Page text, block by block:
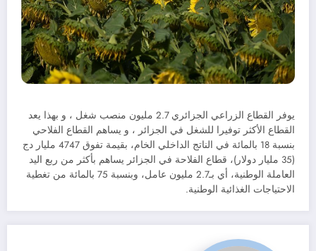
يوفر القطاع الزراعي الجزائري 2.7 مليون منصب شغل ، و بهذا يعد
القطاع الأكثر توفيرا للشغل في الجزائر ، و يساهم القطاع الفلاحي
بنسبة 18 بالمائة في الناتج الداخلي الخام، بقيمة تفوق 4747 مليار دج
(35 مليار دولار)، قطاع الفلاحة في الجزائر يساهم بأكثر من ربع اليد
العاملة الوطنية، أي بـ2.7 مليون عامل، وبنسبة 75 بالمائة من تغطية
الاحتياجات الغذائية الوطنية.